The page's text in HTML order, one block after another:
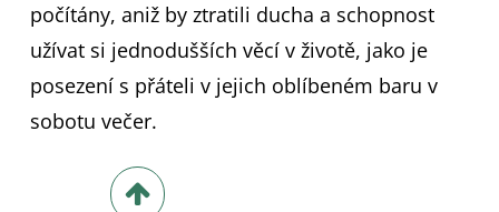
počítány, aniž by ztratili ducha a schopnost
užívat si jednodušších věcí v životě, jako je
posezení s přáteli v jejich oblíbeném baru v
sobotu večer.